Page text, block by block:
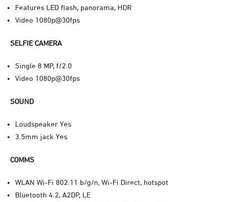
Features LED flash, panorama, HDR
Video 1080p@30fps
SELFIE CAMERA
Single 8 MP, f/2.0
Video 1080p@30fps
SOUND
Loudspeaker Yes
3.5mm jack Yes
COMMS
WLAN Wi-Fi 802.11 b/g/n, Wi-Fi Direct, hotspot
Bluetooth 4.2, A2DP, LE